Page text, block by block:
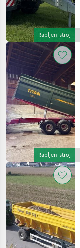
Rabljeni stroj
Rabljeni stroj